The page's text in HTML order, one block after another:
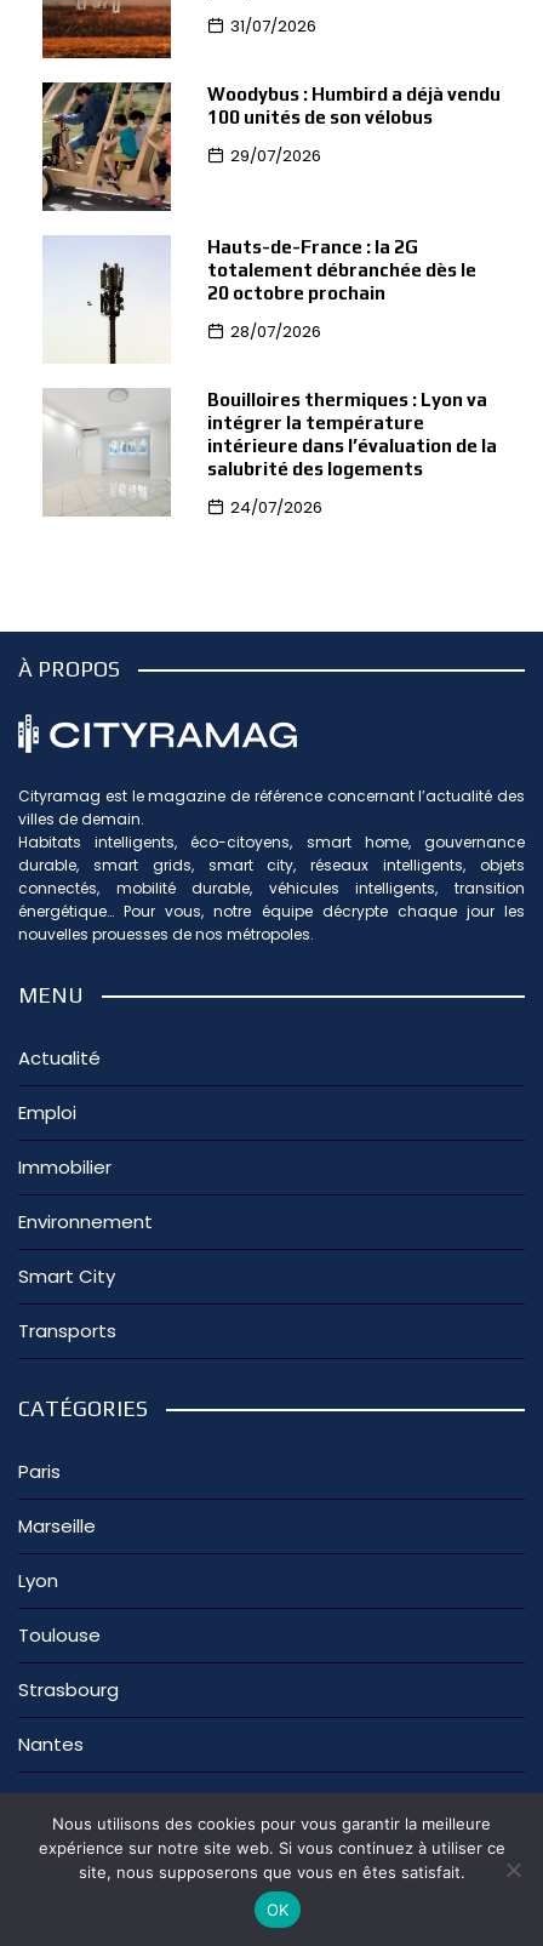
31/07/2026
Woodybus : Humbird a déjà vendu
100 unités de son vélobus
29/07/2026
Hauts-de-France : la 2G
totalement débranchée dès le
20 octobre prochain
28/07/2026
Bouilloires thermiques : Lyon va
intégrer la température
intérieure dans l’évaluation de la
salubrité des logements
24/07/2026
À PROPOS
Cityramag est le magazine de référence concernant l’actualité des
villes de demain.
Habitats intelligents, éco-citoyens, smart home, gouvernance
durable, smart grids, smart city, réseaux intelligents, objets
connectés, mobilité durable, véhicules intelligents, transition
énergétique… Pour vous, notre équipe décrypte chaque jour les
nouvelles prouesses de nos métropoles.
MENU
Actualité
Emploi
Immobilier
Environnement
Smart City
Transports
CATÉGORIES
Paris
Marseille
Lyon
Toulouse
Strasbourg
Nantes
La rédaction Nous contacter
Mentions légales
Politique de confidentialité
Nous utilisons des cookies pour vous garantir la meilleure
expérience sur notre site web. Si vous continuez à utiliser ce
site, nous supposerons que vous en êtes satisfait.
OK